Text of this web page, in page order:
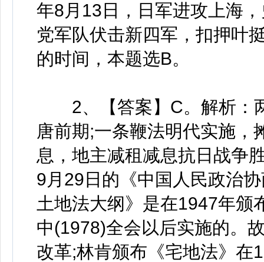
年8月13日，日军进攻上海
党军队伏击新四军，扣押叶
的时间，本题选B。
2、【答案】C。解析：
唐前期;一条鞭法明代实施，
息，地主减租减息抗日战争
9月29日的《中国人民政治
土地法大纲》是在1947年颁
中(1978)全会以后实施的。
改革;林肯颁布《宅地法》在